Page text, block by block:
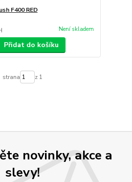
F400 RED
Není skladem
Přidat do košíku
strana z 1
novinky, akce a
slevy!